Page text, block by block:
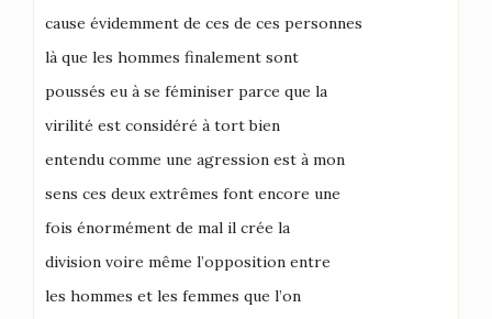
cause évidemment de ces de ces personnes
là que les hommes finalement sont
poussés eu à se féminiser parce que la
virilité est considéré à tort bien
entendu comme une agression est à mon
sens ces deux extrêmes font encore une
fois énormément de mal il crée la
division voire même l’opposition entre
les hommes et les femmes que l’on